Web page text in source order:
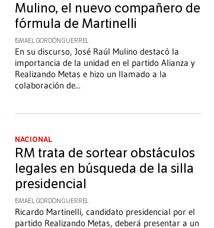
Mulino, el nuevo compañero de
fórmula de Martinelli
ISMAEL GORDÓN GUERREL
En su discurso, José Raúl Mulino destacó la
importancia de la unidad en el partido Alianza y
Realizando Metas e hizo un llamado a la
colaboración de...
NACIONAL
RM trata de sortear obstáculos
legales en búsqueda de la silla
presidencial
ISMAEL GORDÓN GUERREL
Ricardo Martinelli, candidato presidencial por el
partido Realizando Metas, deberá presentar a un